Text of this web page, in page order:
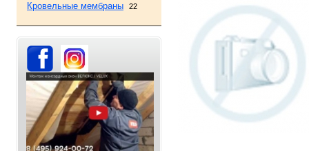
Кровельные мембраны 22